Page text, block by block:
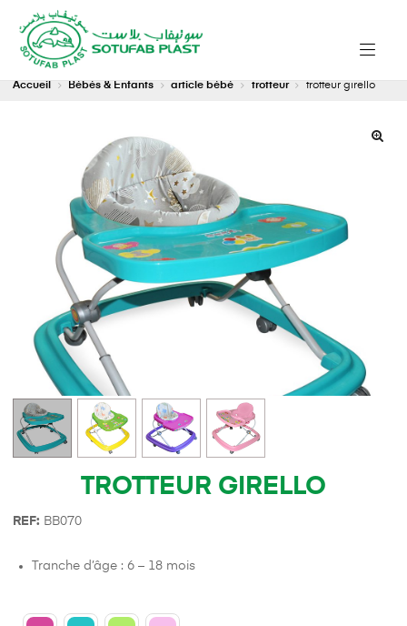
Accueil Bébés & Enfants article bébé trotteur trotteur girello
TROTTEUR GIRELLO
REF: BB070
Tranche d’âge : 6 – 18 mois